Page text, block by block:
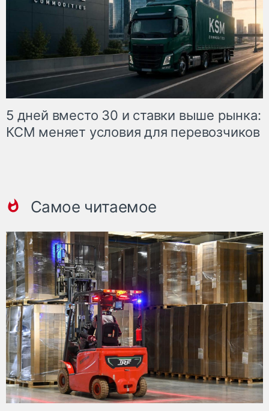
5 дней вместо 30 и ставки выше рынка:
КСМ меняет условия для перевозчиков
Самое читаемое